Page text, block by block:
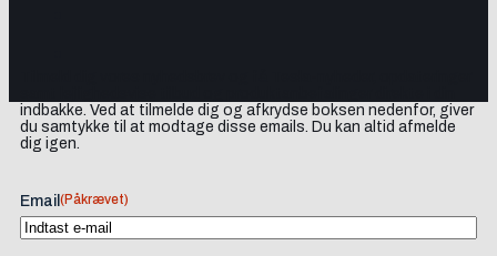
indbakke. Ved at tilmelde dig og afkrydse boksen nedenfor, giver
du samtykke til at modtage disse emails. Du kan altid afmelde
dig igen.
Email (Påkrævet)